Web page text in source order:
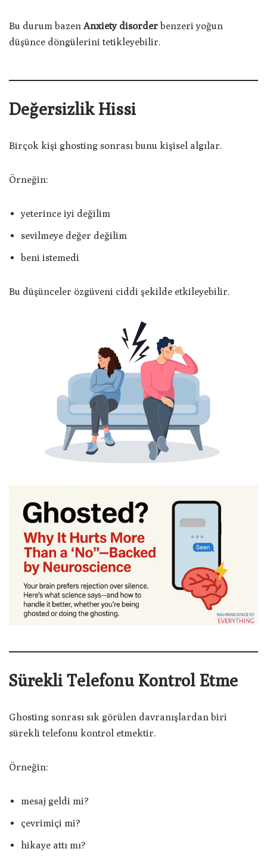
Bu durum bazen Anxiety disorder benzeri yoğun
düşünce döngülerini tetikleyebilir.
Değersizlik Hissi
Birçok kişi ghosting sonrası bunu kişisel algılar.
Örneğin:
yeterince iyi değilim
sevilmeye değer değilim
beni istemedi
Bu düşünceler özgüveni ciddi şekilde etkileyebilir.
Sürekli Telefonu Kontrol Etme
Ghosting sonrası sık görülen davranışlardan biri
sürekli telefonu kontrol etmektir.
Örneğin:
mesaj geldi mi?
çevrimiçi mi?
hikaye attı mı?